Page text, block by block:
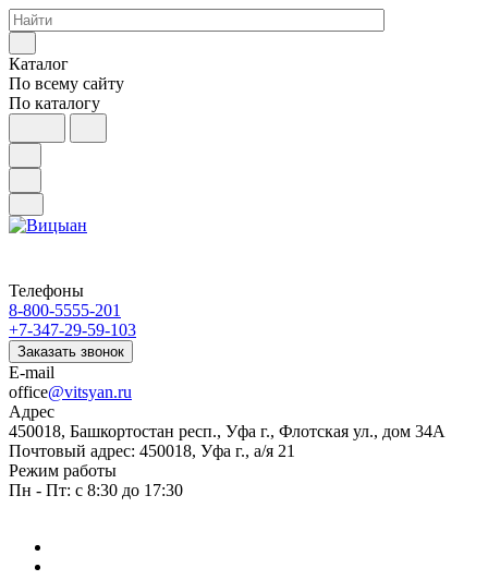
Каталог
По всему сайту
По каталогу
Телефоны
8-800-5555-201
+7-347-29-59-103
Заказать звонок
E-mail
office@vitsyan.ru
Адрес
450018, Башкортостан респ., Уфа г., Флотская ул., дом 34А
Почтовый адрес: 450018, Уфа г., а/я 21
Режим работы
Пн - Пт: с 8:30 до 17:30